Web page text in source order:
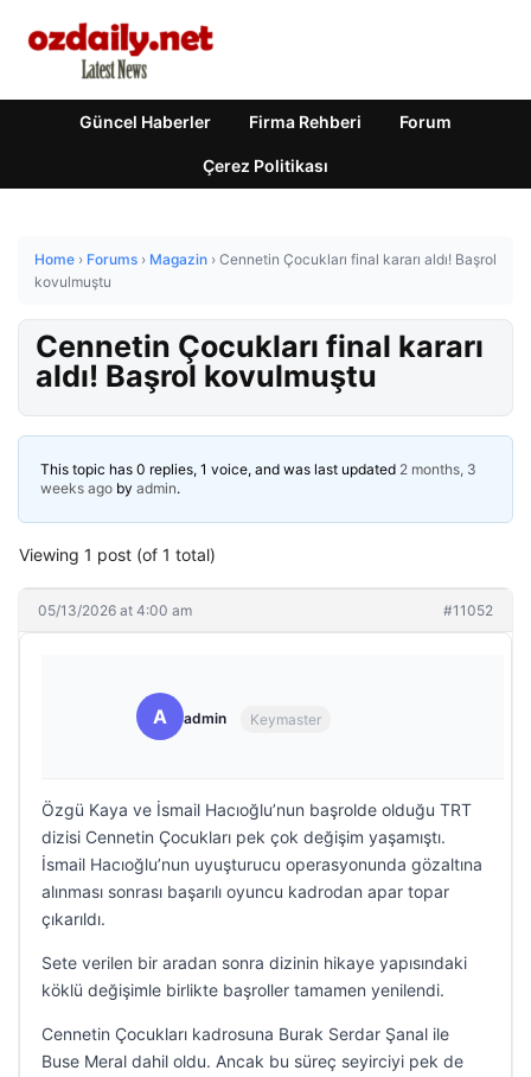
Güncel Haberler Firma Rehberi Forum
Çerez Politikası
Home › Forums › Magazin › Cennetin Çocukları final kararı aldı! Başrol
kovulmuştu
Cennetin Çocukları final kararı
aldı! Başrol kovulmuştu
This topic has 0 replies, 1 voice, and was last updated 2 months, 3
weeks ago by admin.
Viewing 1 post (of 1 total)
05/13/2026 at 4:00 am #11052
A admin Keymaster
Özgü Kaya ve İsmail Hacıoğlu’nun başrolde olduğu TRT
dizisi Cennetin Çocukları pek çok değişim yaşamıştı.
İsmail Hacıoğlu’nun uyuşturucu operasyonunda gözaltına
alınması sonrası başarılı oyuncu kadrodan apar topar
çıkarıldı.
Sete verilen bir aradan sonra dizinin hikaye yapısındaki
köklü değişimle birlikte başroller tamamen yenilendi.
Cennetin Çocukları kadrosuna Burak Serdar Şanal ile
Buse Meral dahil oldu. Ancak bu süreç seyirciyi pek de